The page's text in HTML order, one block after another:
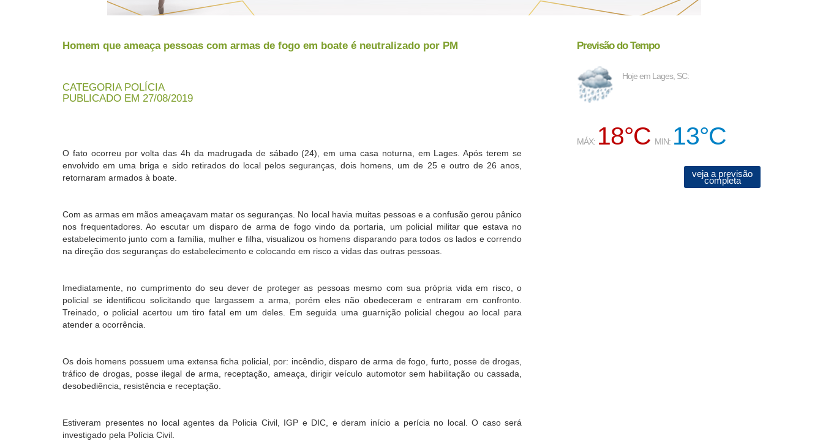
Homem que ameaça pessoas com armas de fogo em boate é neutralizado por PM
CATEGORIA POLÍCIA
PUBLICADO EM 27/08/2019
O fato ocorreu por volta das 4h da madrugada de sábado (24), em uma casa noturna, em Lages. Após terem se
envolvido em uma briga e sido retirados do local pelos seguranças, dois homens, um de 25 e outro de 26 anos,
retornaram armados à boate.
Com as armas em mãos ameaçavam matar os seguranças. No local havia muitas pessoas e a confusão gerou pânico
nos frequentadores. Ao escutar um disparo de arma de fogo vindo da portaria, um policial militar que estava no
estabelecimento junto com a família, mulher e filha, visualizou os homens disparando para todos os lados e correndo
na direção dos seguranças do estabelecimento e colocando em risco a vidas das outras pessoas.
Imediatamente, no cumprimento do seu dever de proteger as pessoas mesmo com sua própria vida em risco, o
policial se identificou solicitando que largassem a arma, porém eles não obedeceram e entraram em confronto.
Treinado, o policial acertou um tiro fatal em um deles. Em seguida uma guarnição policial chegou ao local para
atender a ocorrência.
Os dois homens possuem uma extensa ficha policial, por: incêndio, disparo de arma de fogo, furto, posse de drogas,
tráfico de drogas, posse ilegal de arma, receptação, ameaça, dirigir veículo automotor sem habilitação ou cassada,
desobediência, resistência e receptação.
Estiveram presentes no local agentes da Policia Civil, IGP e DIC, e deram início a perícia no local. O caso será
investigado pela Polícia Civil.
Previsão do Tempo
Hoje em Lages, SC:
MÁX: 18°C MIN: 13°C
veja a previsão
completa